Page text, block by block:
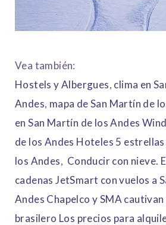
Vea también:
Hostels y Albergues, clima en
Andes, mapa de San Martín de
en San Martín de los Andes
de los Andes Hoteles 5
los Andes, Conducir con nieve.
cadenas JetSmart con vuelos a
Andes Chapelco y SMA
brasilero Los precios para